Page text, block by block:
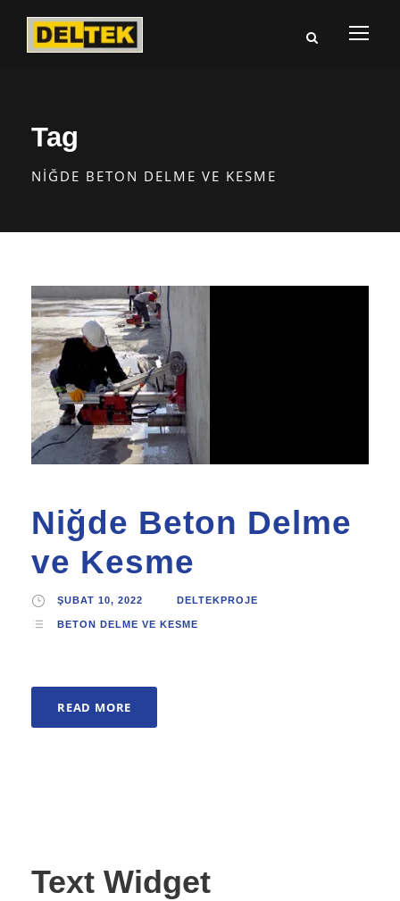
Tag
NIĞDE BETON DELME VE KESME
Niğde Beton Delme
ve Kesme
ŞUBAT 10, 2022 DELTEKPROJE
BETON DELME VE KESME
READ MORE
Text Widget